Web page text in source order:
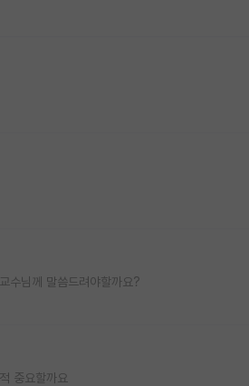
수님께 말씀드려야할까요?
중요할까요